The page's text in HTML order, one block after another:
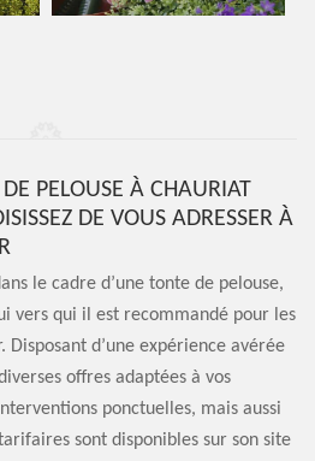
PELOUSE À CHAURIAT
DE VOUS ADRESSER À
le cadre d’une tonte de pelouse,
vers qui il est recommandé pour les
Disposant d’une expérience avérée
offres adaptées à vos
ponctuelles, mais aussi
sont disponibles sur son site